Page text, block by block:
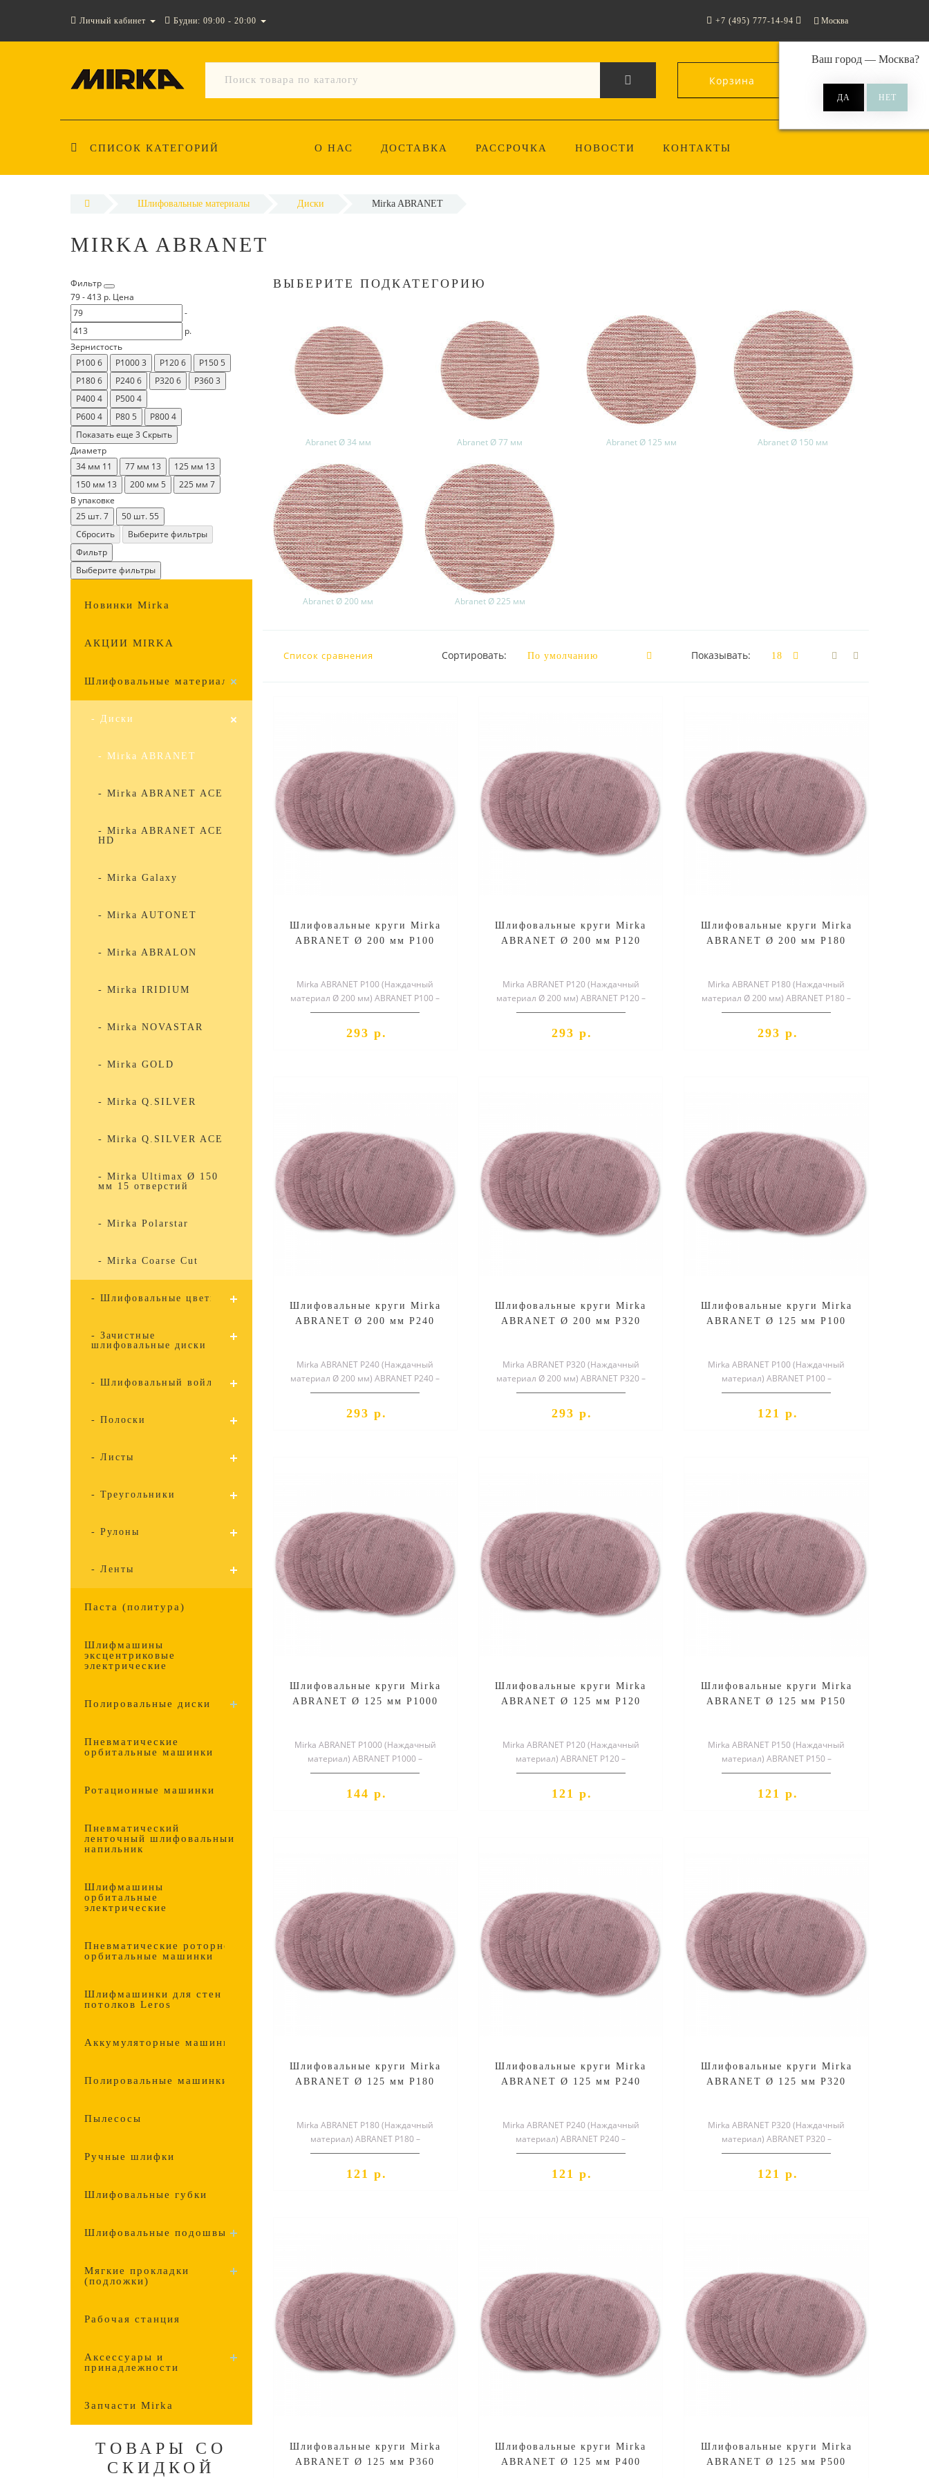
Личный кабинет Будни: 09:00 - 20:00 Москва
Ваш город — Москва?
+7 (495) 777-14-94
Корзина 0
СПИСОК КАТЕГОРИЙ О НАС ДОСТАВКА РАССРОЧКА НОВОСТИ КОНТАКТЫ
Шлифовальные материалы Диски Mirka ABRANET
MIRKA ABRANET
Фильтр
79-413 р. Цена
-
р.
Зернистость
P1006 P10003 P1206 P1505
P1806 P2406 P3206 P3603
P4004 P5004
P6004 P805 P8004
Показать еще 3 Скрыть
Диаметр
34 мм 11 77 мм 13 125 мм 13
150 мм 13 200 мм 5 225 мм 7
В упаковке
25 шт.7 50 шт.55
Сбросить
Выберите фильтры
Фильтр
Выберите фильтры
Новинки Mirka
АКЦИИ MIRKA
Шлифовальные материалы
- Диски
- Mirka ABRANET
- Mirka ABRANET ACE
- Mirka ABRANET ACE
HD
- Mirka Galaxy
- Mirka AUTONET
- Mirka ABRALON
- Mirka IRIDIUM
- Mirka NOVASTAR
- Mirka GOLD
- Mirka Q.SILVER
- Mirka Q.SILVER ACE
- Mirka Ultimax Ø 150
мм 15 отверстий
- Mirka Polarstar
- Mirka Coarse Cut
- Шлифовальные цветки
- Зачистные
шлифовальные диски
- Шлифовальный войлок
- Полоски
- Листы
- Треугольники
- Рулоны
- Ленты
Паста (политура)
Шлифмашины
эксцентриковые
электрические
Полировальные диски
Пневматические
орбитальные машинки
Ротационные машинки
Пневматический
ленточный шлифовальный
напильник
Шлифмашины
орбитальные
электрические
Пневматические роторно-
орбитальные машинки
Шлифмашинки для стен и
потолков Leros
Аккумуляторные машинки
Полировальные машинки
Пылесосы
Ручные шлифки
Шлифовальные губки
Шлифовальные подошвы
Мягкие прокладки
(подложки)
Рабочая станция
Аксессуары и
принадлежности
Запчасти Mirka
ТОВАРЫ СО
СКИДКОЙ
ВЫБЕРИТЕ ПОДКАТЕГОРИЮ
Abranet Ø 34 мм Abranet Ø 77 мм Abranet Ø 125 мм Abranet Ø 150 мм
Abranet Ø 200 мм Abranet Ø 225 мм
Список сравнения Сортировать: Показывать:
Шлифовальные круги Mirka
ABRANET Ø 200 мм P100
Mirka ABRANET P100 (Наждачный
материал Ø 200 мм) ABRANET P100 –
специальный шлифовальный круг,
293 р.
Шлифовальные круги Mirka
ABRANET Ø 200 мм P120
Mirka ABRANET P120 (Наждачный
материал Ø 200 мм) ABRANET P120 –
специальный шлифовальный круг,
293 р.
Шлифовальные круги Mirka
ABRANET Ø 200 мм P180
Mirka ABRANET P180 (Наждачный
материал Ø 200 мм) ABRANET P180 –
специальный шлифовальный круг,
293 р.
Шлифовальные круги Mirka
ABRANET Ø 200 мм P240
Mirka ABRANET P240 (Наждачный
материал Ø 200 мм) ABRANET P240 –
специальный шлифовальный круг,
293 р.
Шлифовальные круги Mirka
ABRANET Ø 200 мм P320
Mirka ABRANET P320 (Наждачный
материал Ø 200 мм) ABRANET P320 –
специальный шлифовальный круг,
293 р.
Шлифовальные круги Mirka
ABRANET Ø 125 мм P100
Mirka ABRANET P100 (Наждачный
материал) ABRANET P100 –
специальный шлифовальный круг,
121 р.
Шлифовальные круги Mirka
ABRANET Ø 125 мм P1000
Mirka ABRANET P1000 (Наждачный
материал) ABRANET P1000 –
специальный шлифовальный круг,
144 р.
Шлифовальные круги Mirka
ABRANET Ø 125 мм P120
Mirka ABRANET P120 (Наждачный
материал) ABRANET P120 –
специальный шлифовальный круг,
121 р.
Шлифовальные круги Mirka
ABRANET Ø 125 мм P150
Mirka ABRANET P150 (Наждачный
материал) ABRANET P150 –
специальный шлифовальный круг,
121 р.
Шлифовальные круги Mirka
ABRANET Ø 125 мм P180
Mirka ABRANET P180 (Наждачный
материал) ABRANET P180 –
специальный шлифовальный круг,
121 р.
Шлифовальные круги Mirka
ABRANET Ø 125 мм P240
Mirka ABRANET P240 (Наждачный
материал) ABRANET P240 –
специальный шлифовальный круг,
121 р.
Шлифовальные круги Mirka
ABRANET Ø 125 мм P320
Mirka ABRANET P320 (Наждачный
материал) ABRANET P320 –
специальный шлифовальный круг,
121 р.
Шлифовальные круги Mirka
ABRANET Ø 125 мм P360
Шлифовальные круги Mirka
ABRANET Ø 125 мм P400
Шлифовальные круги Mirka
ABRANET Ø 125 мм P500